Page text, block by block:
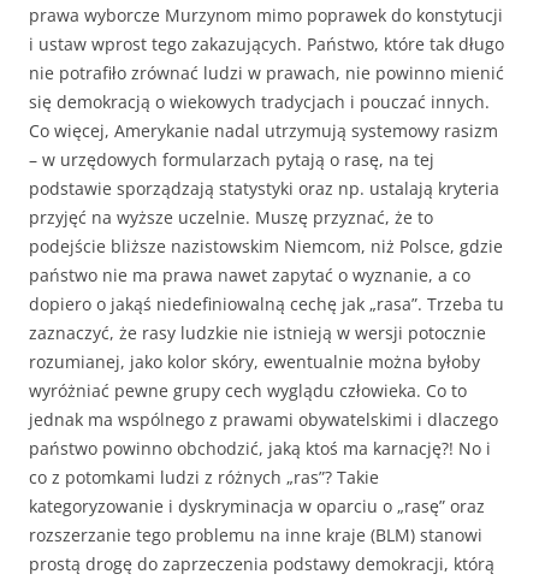
prawa wyborcze Murzynom mimo poprawek do konstytucji
i ustaw wprost tego zakazujących. Państwo, które tak długo
nie potrafiło zrównać ludzi w prawach, nie powinno mienić
się demokracją o wiekowych tradycjach i pouczać innych.
Co więcej, Amerykanie nadal utrzymują systemowy rasizm
– w urzędowych formularzach pytają o rasę, na tej
podstawie sporządzają statystyki oraz np. ustalają kryteria
przyjęć na wyższe uczelnie. Muszę przyznać, że to
podejście bliższe nazistowskim Niemcom, niż Polsce, gdzie
państwo nie ma prawa nawet zapytać o wyznanie, a co
dopiero o jakąś niedefiniowalną cechę jak „rasa”. Trzeba tu
zaznaczyć, że rasy ludzkie nie istnieją w wersji potocznie
rozumianej, jako kolor skóry, ewentualnie można byłoby
wyróżniać pewne grupy cech wyglądu człowieka. Co to
jednak ma wspólnego z prawami obywatelskimi i dlaczego
państwo powinno obchodzić, jaką ktoś ma karnację?! No i
co z potomkami ludzi z różnych „ras”? Takie
kategoryzowanie i dyskryminacja w oparciu o „rasę” oraz
rozszerzanie tego problemu na inne kraje (BLM) stanowi
prostą drogę do zaprzeczenia podstawy demokracji, którą